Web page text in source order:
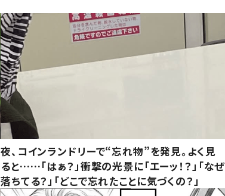
夜、コインランドリーで“忘れ物”を発見。よく見
ると……「はぁ？」衝撃の光景に「エーッ！？」「なぜ
落ちてる？」「どこで忘れたことに気づくの？」